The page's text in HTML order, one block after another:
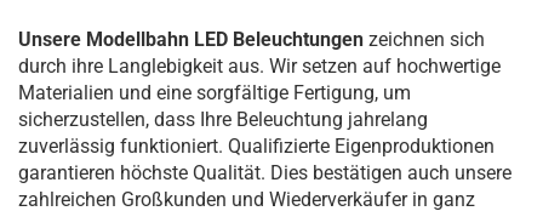
Unsere Modellbahn LED Beleuchtungen zeichnen sich
durch ihre Langlebigkeit aus. Wir setzen auf hochwertige
Materialien und eine sorgfältige Fertigung, um
sicherzustellen, dass Ihre Beleuchtung jahrelang
zuverlässig funktioniert. Qualifizierte Eigenproduktionen
garantieren höchste Qualität. Dies bestätigen auch unsere
zahlreichen Großkunden und Wiederverkäufer in ganz